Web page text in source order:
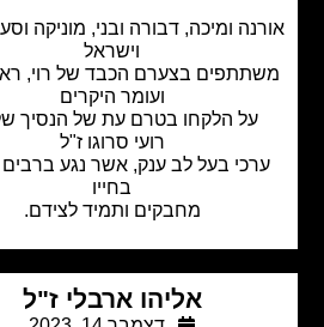
ומיכה, דבורה ובני, מוניקה וסער, נורית
בצערם הכבד של רוי, ראול, מאי
ועומר היקרים
על הלקחו בטרם עת של הנסיך שלהם
רועי סרוגו ז"ל
בעל לב ענק, אשר נגע ברבים כל כך
מחבקים ותמיד לצידם.
אליהו ארבלי ז"ל